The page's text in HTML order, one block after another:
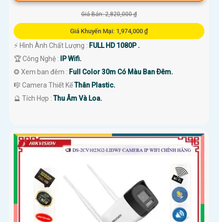
Giá Bán: 2,820,000 ₫
Giá Khuyến Mại: 1,974,000 ₫
️⚡ Hình Ành Chất Lượng : FULL HD 1080P .
🏆 Công Nghệ :
IP Wifi.
❂ Xem ban đêm : Full Color 30m Có Màu Ban Ðêm.
🎼️ Camera Thiết KếThân Plastic.
️🔮 Tích Hợp :Thu Âm Và Loa.